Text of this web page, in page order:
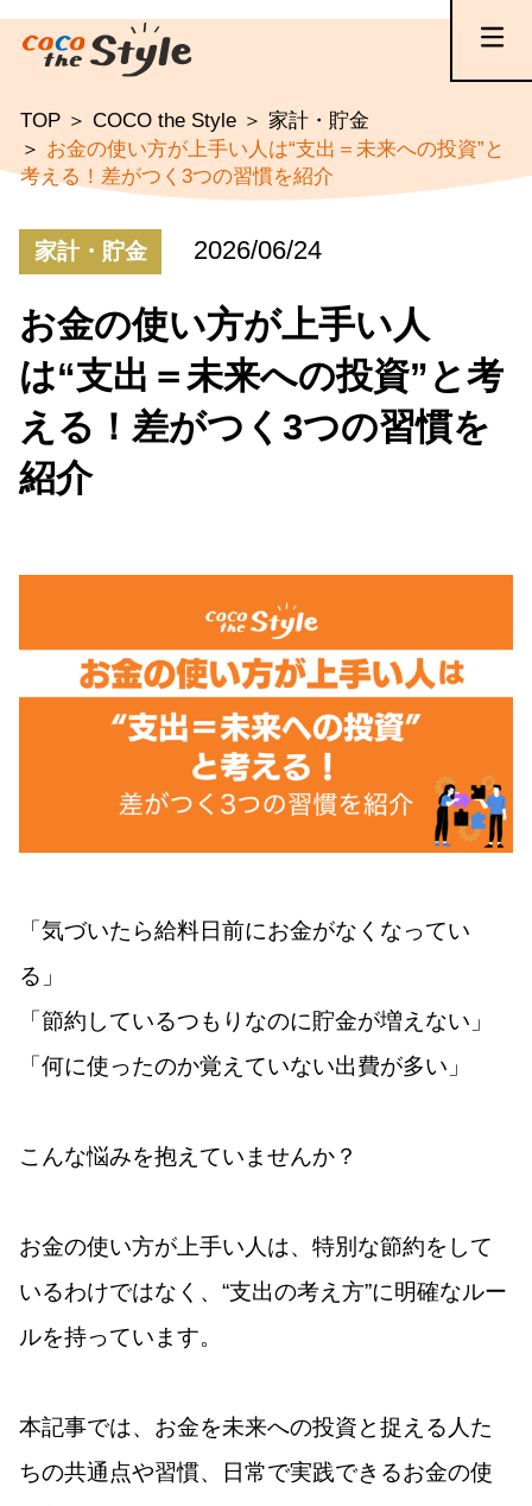
TOP COCO the Style
家計・貯金
お金の使い方が上手い人は“支出＝未来への投資”と
考える！差がつく3つの習慣を紹介
家計・貯金 2026/06/24
お金の使い方が上手い人
は“支出＝未来への投資”と考
える！差がつく3つの習慣を
紹介
「気づいたら給料日前にお金がなくなってい
る」
「節約しているつもりなのに貯金が増えない」
「何に使ったのか覚えていない出費が多い」
こんな悩みを抱えていませんか？
お金の使い方が上手い人は、特別な節約をして
いるわけではなく、“支出の考え方”に明確なルー
ルを持っています。
本記事では、お金を未来への投資と捉える人た
ちの共通点や習慣、日常で実践できるお金の使